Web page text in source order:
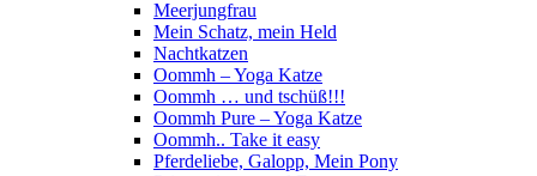
Meerjungfrau
Mein Schatz, mein Held
Nachtkatzen
Oommh – Yoga Katze
Oommh … und tschüß!!!
Oommh Pure – Yoga Katze
Oommh.. Take it easy
Pferdeliebe, Galopp, Mein Pony